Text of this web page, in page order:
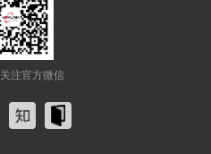
关注官方微信